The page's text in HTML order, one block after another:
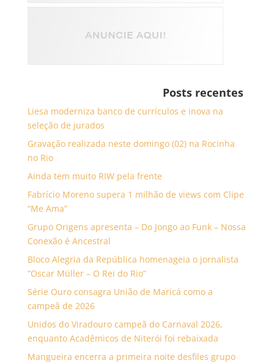
Posts recentes
Liesa moderniza banco de currículos e inova na
seleção de jurados
Gravação realizada neste domingo (02) na Rocinha
no Rio
Ainda tem muito RIW pela frente
Fabrício Moreno supera 1 milhão de views com Clipe
“Me Ama”
Grupo Origens apresenta – Do Jongo ao Funk – Nossa
Conexão é Ancestral
Bloco Alegria da República homenageia o jornalista
“Oscar Müller – O Rei do Rio”
Série Ouro consagra União de Maricá como a
campeã de 2026
Unidos do Viradouro campeã do Carnaval 2026,
enquanto Acadêmicos de Niterói foi rebaixada
Mangueira encerra a primeira noite desfiles grupo